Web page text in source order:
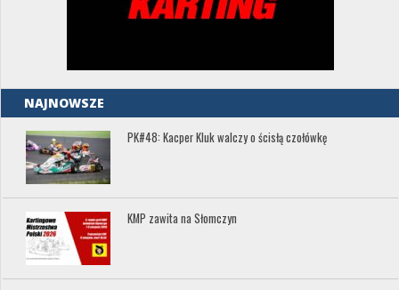
NAJNOWSZE
PK#48: Kacper Kluk walczy o ścisłą czołówkę
KMP zawita na Słomczyn